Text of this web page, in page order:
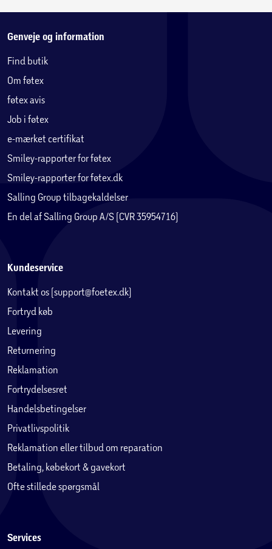
Genveje og information
Find butik
Om føtex
føtex avis
Job i føtex
e-mærket certifikat
Smiley-rapporter for føtex
Smiley-rapporter for føtex.dk
Salling Group tilbagekaldelser
En del af Salling Group A/S (CVR 35954716)
Kundeservice
Kontakt os (support@foetex.dk)
Fortryd køb
Levering
Returnering
Reklamation
Fortrydelsesret
Handelsbetingelser
Privatlivspolitik
Reklamation eller tilbud om reparation
Betaling, købekort & gavekort
Ofte stillede spørgsmål
Services